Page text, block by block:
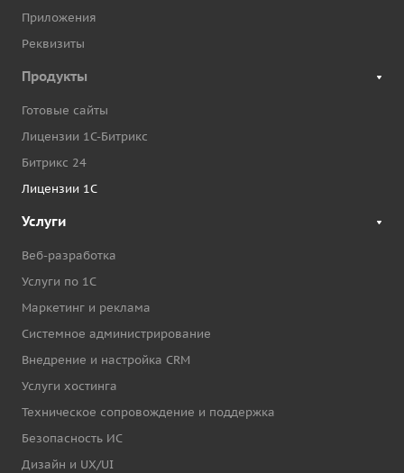
Приложения
Реквизиты
Продукты
Готовые сайты
Лицензии 1С-Битрикс
Битрикс 24
Лицензии 1С
Услуги
Веб-разработка
Услуги по 1С
Маркетинг и реклама
Системное администрирование
Внедрение и настройка CRM
Услуги хостинга
Техническое сопровождение и поддержка
Безопасность ИС
Дизайн и UX/UI